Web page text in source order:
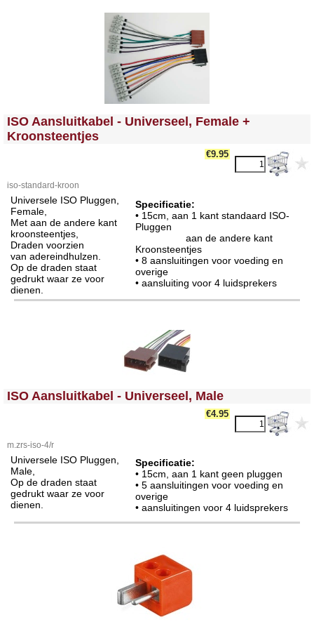
<!-- MakeFullWidth0 --><!-- MakeFullWidth1 --><!-- MakeFullWidth2 --><!-- MakeFullWidth3 --><!-- MakeFullWidth4 --><!-- MakeFullWidth5 --><!-- MakeFullWidth6 --><!-- MakeFullWidth7 --><!-- MakeFullWidth8 --><!-- MakeFullWidth9 --><!-- MakeFullWidth10 --><!-- MakeFullWidth11 --><!-- MakeFullWidth12 --><!-- MakeFullWidth13 --><!-- MakeFullWidth14 --><!-- MakeFullWidth15 --><!-- MakeFullWidth16 --><!-- MakeFullWidth17 --><!-- MakeFullWidth18 --><!-- MakeFullWidth19 -->
ISO Aansluitkabel - Universeel, Female +
Kroonsteentjes
€9.95
iso-standard-kroon
Universele ISO Pluggen,
Female,
Met aan de andere kant
kroonsteentjes,
Draden voorzien
van adereindhulzen.
Op de draden staat
gedrukt waar ze voor
dienen.
Specificatie:
• 15cm, aan 1 kant standaard ISO-
Pluggen
aan de andere kant
Kroonsteentjes
• 8 aansluitingen voor voeding en
overige
• aansluiting voor 4 luidsprekers
<!-- MakeFullWidth0 --><!-- MakeFullWidth1 --><!-- MakeFullWidth2 --><!-- MakeFullWidth3 --><!-- MakeFullWidth4 --><!-- MakeFullWidth5 --><!-- MakeFullWidth6 --><!-- MakeFullWidth7 --><!-- MakeFullWidth8 --><!-- MakeFullWidth9 --><!-- MakeFullWidth10 --><!-- MakeFullWidth11 --><!-- MakeFullWidth12 --><!-- MakeFullWidth13 --><!-- MakeFullWidth14 --><!-- MakeFullWidth15 --><!-- MakeFullWidth16 --><!-- MakeFullWidth17 --><!-- MakeFullWidth18 --><!-- MakeFullWidth19 -->
ISO Aansluitkabel - Universeel, Male
€4.95
m.zrs-iso-4/r
Universele ISO Pluggen,
Male,
Op de draden staat
gedrukt waar ze voor
dienen.
Specificatie:
• 15cm, aan 1 kant geen pluggen
• 5 aansluitingen voor voeding en
overige
• aansluitingen voor 4 luidsprekers